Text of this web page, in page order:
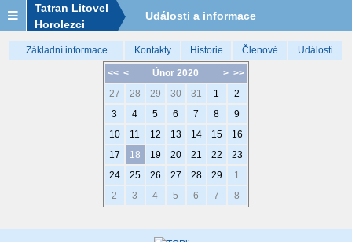
Tatran Litovel
Horolezci
Události a informace
Základní informace Kontakty Historie Členové Události
<< < > >>
Únor 2020
27
28 29 30 31 1
2
3
4 5 6 7 8
9
10
11 12 13 14 15
16
17
18 19 20 21 22
23
24
25 26 27 28 29
1
2
3 4 5 6 7 8